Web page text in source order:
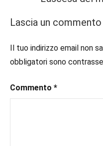
#booklover,
#ebook
#inlibreria,
#instalibri,
secondo
Lascia un commento
Il tuo indirizzo email non
obbligatori sono
Commento *